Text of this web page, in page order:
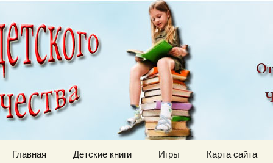
Детский мир
Главная Детские книги Игры
Карта сайта